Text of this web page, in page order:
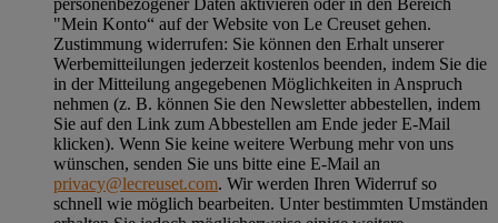
"Mein Konto“ auf der Website von Le Creuset gehen.
Zustimmung widerrufen: Sie können den Erhalt unserer
Werbemitteilungen jederzeit kostenlos beenden, indem Sie die
in der Mitteilung angegebenen Möglichkeiten in Anspruch
nehmen (z. B. können Sie den Newsletter abbestellen, indem
Sie auf den Link zum Abbestellen am Ende jeder E-Mail
klicken). Wenn Sie keine weitere Werbung mehr von uns
wünschen, senden Sie uns bitte eine E-Mail an
privacy@lecreuset.com. Wir werden Ihren Widerruf so
schnell wie möglich bearbeiten. Unter bestimmten Umständen